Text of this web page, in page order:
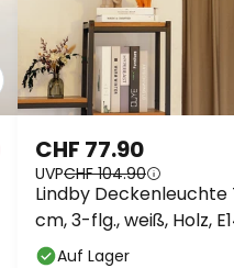
Lindby Deckenleuchte
cm, 3-flg., weiß, Holz,
CHF 77.90
UVPCHF 104.90
Auf Lager